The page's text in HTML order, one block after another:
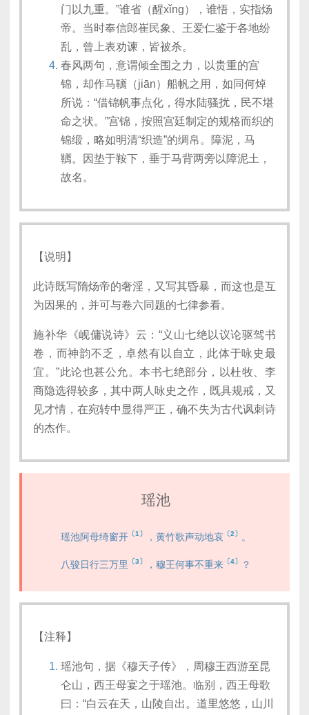
门以九重。”谁省（醒xǐng），谁悟，实指炀
帝。当时奉信郎崔民象、王爱仁鉴于各地纷
乱，曾上表劝谏，皆被杀。
春风两句，意谓倾全围之力，以贵重的宫
锦，却作马韉（jiān）船帆之用，如同何焯
所说：“借锦帆事点化，得水陆骚扰，民不堪
命之状。”宫锦，按照宫廷制定的规格而织的
锦缎，略如明清“织造”的绸帛。障泥，马
韉。因垫于鞍下，垂于马背两旁以障泥土，
故名。
【说明】
此诗既写隋炀帝的奢淫，又写其昏暴，而这也是互
为因果的，并可与卷六同题的七律参看。
施补华《岘傭说诗》云：“义山七绝以议论驱驾书
卷，而神韵不乏，卓然有以自立，此体于咏史最
宜。”此论也甚公允。本书七绝部分，以杜牧、李
商隐选得较多，其中两人咏史之作，既具规戒，又
见才情，在宛转中显得严正，确不失为古代讽刺诗
的杰作。
瑶池
瑶池阿母绮窗开 〔1〕 ，黄竹歌声动地哀 〔2〕 。
八骏日行三万里 〔3〕 ，穆王何事不重来 〔4〕 ？
【注释】
瑶池句，据《穆天子传》，周穆王西游至昆
仑山，西王母宴之于瑶池。临别，西王母歌
曰：“白云在天，山陵自出。道里悠悠，山川